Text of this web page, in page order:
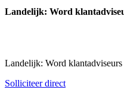
Landelijk: Word
Landelijk: Word
Solliciteer direct